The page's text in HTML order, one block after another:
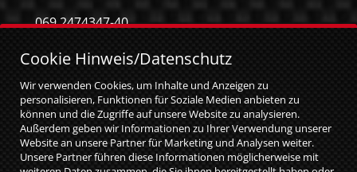
069 2474347-40
info@mca-frankfurt.de
Cookie Hinweis/Datenschutz
Wir verwenden Cookies, um Inhalte und Anzeigen zu
personalisieren, Funktionen für Soziale Medien anbieten zu
können und die Zugriffe auf unsere Website zu analysieren.
Außerdem geben wir Informationen zu Ihrer Verwendung unserer
Website an unsere Partner für Marketing und Analysen weiter.
Unsere Partner führen diese Informationen möglicherweise mit